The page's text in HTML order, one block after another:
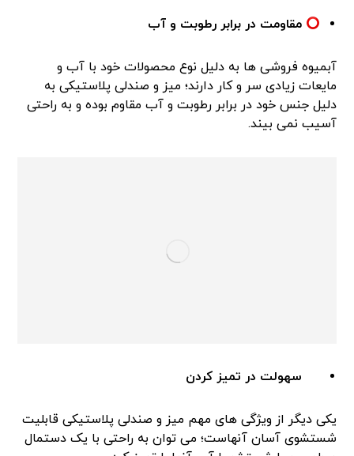
مقاومت در برابر رطوبت و آب
آبمیوه فروشی ها به دلیل نوع محصولات خود با آب و
مایعات زیادی سر و کار دارند؛ میز و صندلی پلاستیکی به
دلیل جنس خود در برابر رطوبت و آب مقاوم بوده و به راحتی
آسیب نمی بیند.
سهولت در تمیز کردن
یکی دیگر از ویژگی های مهم میز و صندلی پلاستیکی قابلیت
شستشوی آسان آنهاست؛ می توان به راحتی با یک دستمال